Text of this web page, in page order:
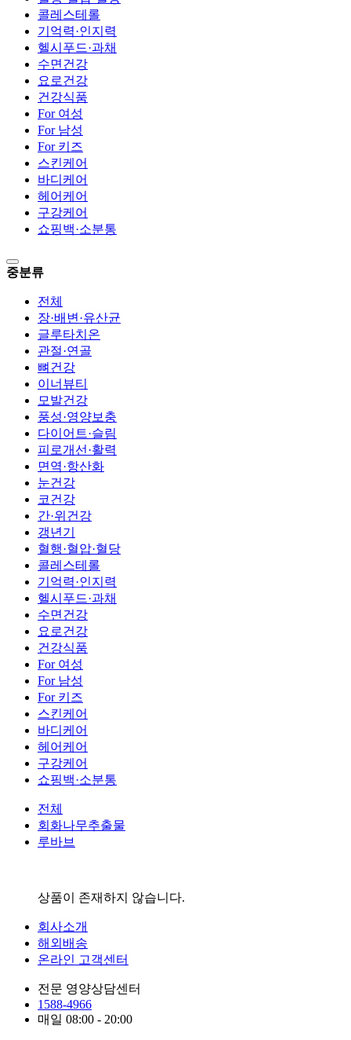
콜레스테롤
기억력·인지력
헬시푸드·과채
수면건강
요로건강
건강식품
For 여성
For 남성
For 키즈
스킨케어
바디케어
헤어케어
구강케어
쇼핑백·소분통
중분류
전체
장·배변·유산균
글루타치온
관절·연골
뼈건강
이너뷰티
모발건강
풍성·영양보충
다이어트·슬림
피로개선·활력
면역·항산화
눈건강
코건강
간·위건강
갱년기
혈행·혈압·혈당
콜레스테롤
기억력·인지력
헬시푸드·과채
수면건강
요로건강
건강식품
For 여성
For 남성
For 키즈
스킨케어
바디케어
헤어케어
구강케어
쇼핑백·소분통
전체
회화나무추출물
루바브
상품이 존재하지 않습니다.
회사소개
해외배송
온라인 고객센터
전문 영양상담센터
1588-4966
매일 08:00 - 20:00